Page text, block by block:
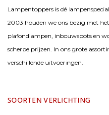
Lampentoppers is dé
2003 houden we ons bezig met
plafondlampen, inbouwspots en
scherpe prijzen. In ons grote
verschillende uitvoeringen.
SOORTEN VERLICHTING